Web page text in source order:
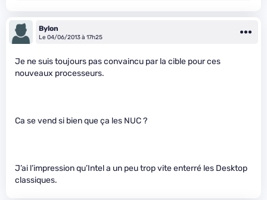
Bylon
Le 04/06/2013 à 17h25
Je ne suis toujours pas convaincu par la cible pour ces
nouveaux processeurs.
Ca se vend si bien que ça les NUC ?
J’ai l’impression qu’Intel a un peu trop vite enterré les Desktop
classiques.